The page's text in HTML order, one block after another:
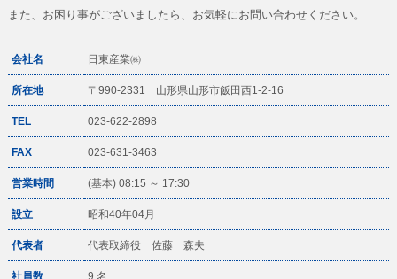
また、お困り事がございましたら、お気軽にお問い合わせください。
会社名 日東産業㈱
所在地 〒990-2331 山形県山形市飯田西1-2-16
TEL 023-622-2898
FAX 023-631-3463
営業時間 (基本) 08:15 ～ 17:30
設立 昭和40年04月
代表者 代表取締役 佐藤 森夫